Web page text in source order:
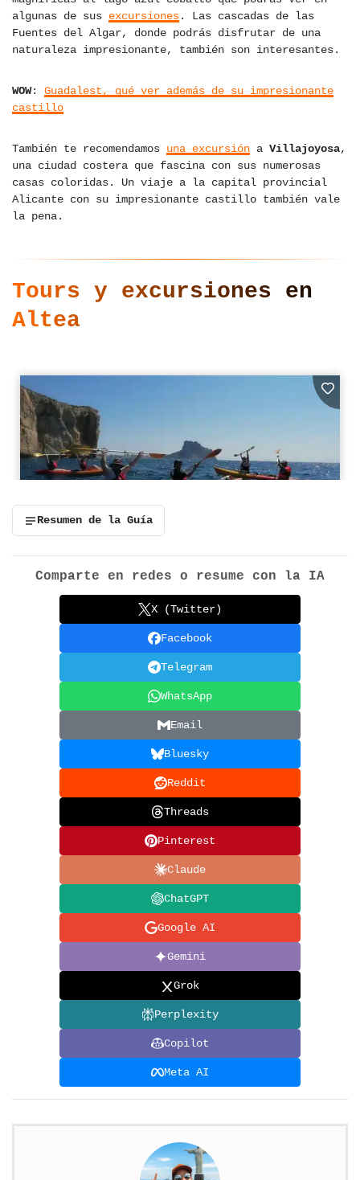
algunas de sus excursiones. Las cascadas de las
Fuentes del Algar, donde podrás disfrutar de una
naturaleza impresionante, también son interesantes.
WOW: Guadalest, qué ver además de su impresionante
castillo
También te recomendamos una excursión a Villajoyosa,
una ciudad costera que fascina con sus numerosas
casas coloridas. Un viaje a la capital provincial
Alicante con su impresionante castillo también vale
la pena.
Tours y excursiones en
Altea
Resumen de la Guía
Comparte en redes o resume con la IA
X (Twitter)
Facebook
Telegram
WhatsApp
Email
Bluesky
Reddit
Threads
Pinterest
Claude
ChatGPT
Google AI
Gemini
Grok
Perplexity
Copilot
Meta AI